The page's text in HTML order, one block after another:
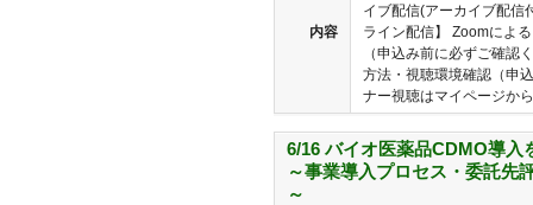
内容
イブ配信(アーカイブ配信
ライン配信】 Zoomによ
（申込み前に必ずご確
方法・視聴環境確認（申
ナー視聴はマイページか
6/16 バイオ医薬品CDMO導入
～事業導入プロセス・委託先
～